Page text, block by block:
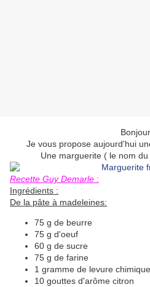
Je vous propose aujourd'hui
Une marguerite ( le nom
Recette Guy Demarle :
Ingrédients :
De la pâte à madeleines:
75 g de beurre
75 g d'oeuf
60 g de sucre
75 g de farine
1 gramme de levure chimique
10 gouttes d'arôme citron